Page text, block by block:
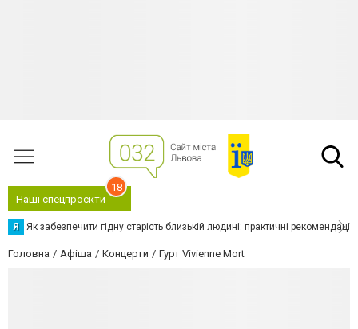
Наші спецпроєкти
18
Я Як забезпечити гідну старість близькій людині: практичні рекомендації
Головна Афіша Концерти Гурт Vivienne Mort